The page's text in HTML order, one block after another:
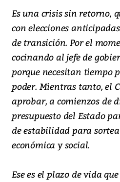
Es una crisis sin retorno,
con elecciones
de transición. Por el
cocinando al jefe de
porque necesitan tiempo
poder. Mientras tanto, el
aprobar, a comienzos de
presupuesto del Estado
de estabilidad para
económica y social.
Ese es el plazo de vida